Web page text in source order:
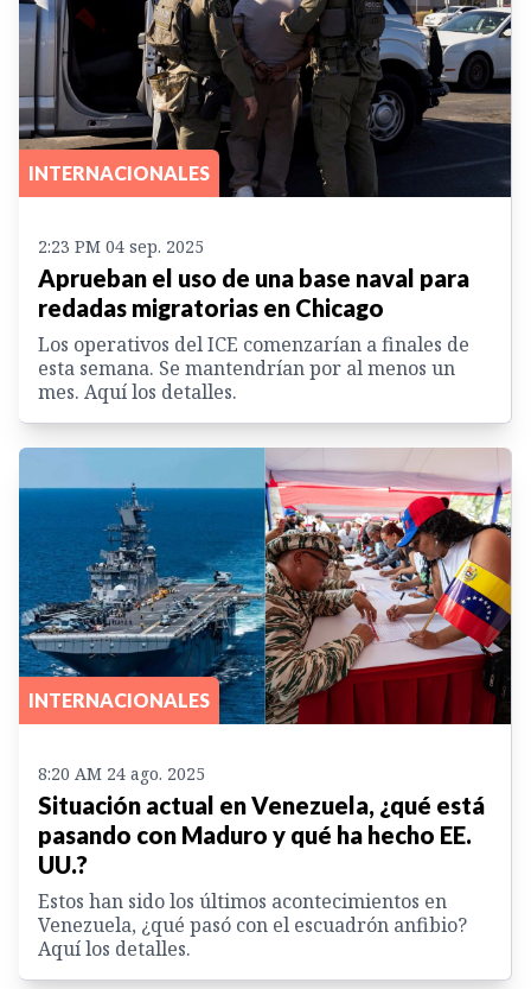
INTERNACIONALES
2:23 PM 04 sep. 2025
Aprueban el uso de una base naval para
redadas migratorias en Chicago
Los operativos del ICE comenzarían a finales de
esta semana. Se mantendrían por al menos un
mes. Aquí los detalles.
INTERNACIONALES
8:20 AM 24 ago. 2025
Situación actual en Venezuela, ¿qué está
pasando con Maduro y qué ha hecho EE.
UU.?
Estos han sido los últimos acontecimientos en
Venezuela, ¿qué pasó con el escuadrón anfibio?
Aquí los detalles.